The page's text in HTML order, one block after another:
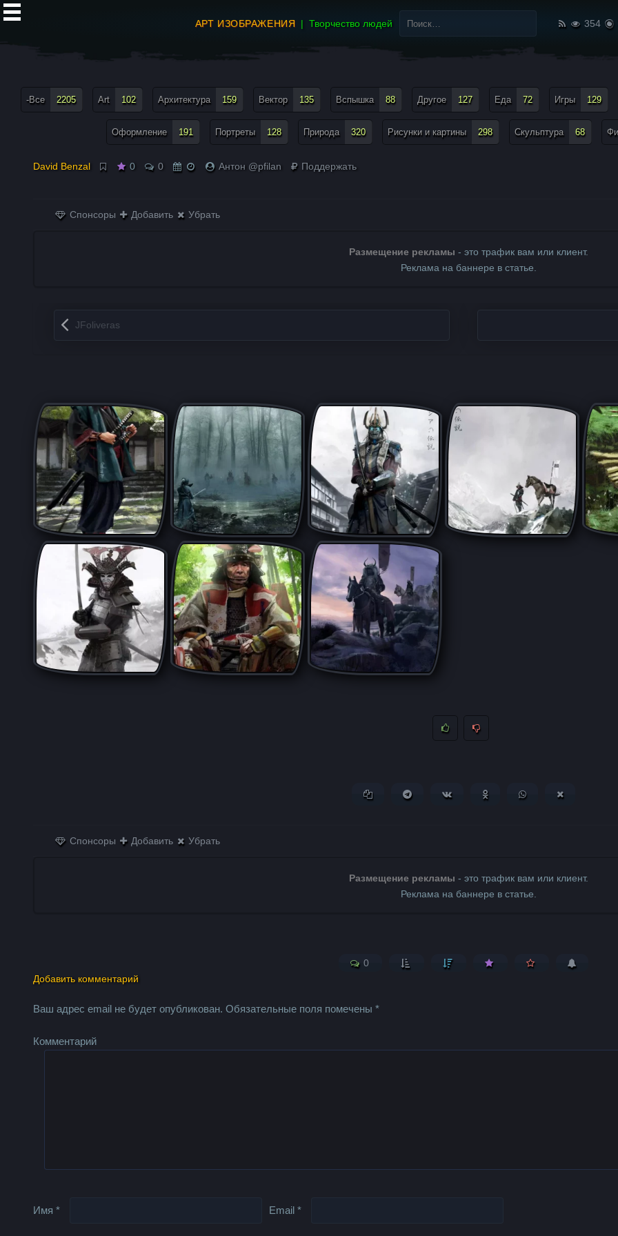
АРТ ИЗОБРАЖЕНИЯ Творчество людей
Найти:
354
-Все 2205 Art 102 Архитектура 159 Вектор 135 Вспышка 88 Другое 127 Еда 72 Игры 129
Оформление 191 Портреты 128 Природа 320 Рисунки и картины 298 Скульптура 68
David Benzal 0 0 Антон @pfilan Поддержать
Спонсоры Добавить Убрать
Размещение рекламы - это трафик вам или клиент.
Реклама на баннере в статье.
Запись навигация
JFoliveras
Копировать ссылкуПоделиться в Telegram
Поделиться ВКонтакте
Поделиться вПоделиться в
Спонсоры Добавить Убрать
Размещение рекламы - это трафик вам или клиент.
Реклама на баннере в статье.
0
Добавить комментарий
Ваш адрес email не будет опубликован. Обязательные поля помечены*
Комментарий
Имя* Email*